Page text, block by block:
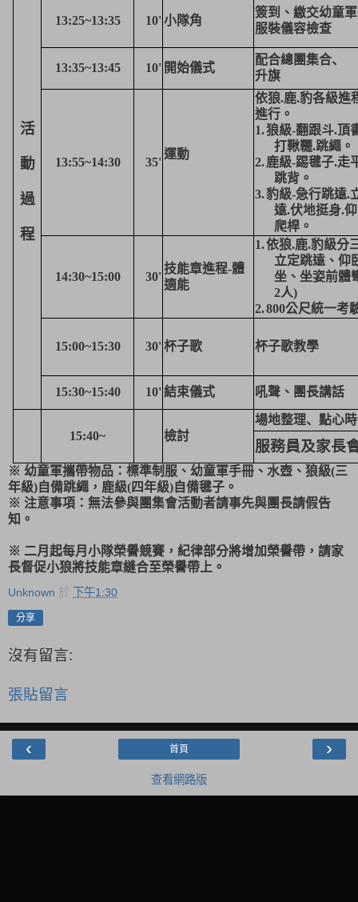
活
動
過
程
13:25~13:35 10' 小隊角
簽到、繳交幼童
服裝儀容檢查
13:35~13:45 10' 開始儀式
配合總團集合、
升旗
13:55~14:30 35'
運動
依狼.鹿.豹各級進
進行。
1.狼級-翻跟斗. 頂
打鞦韆.跳繩。
2.鹿級-踢毽子.走
跳背。
3.豹級-急行跳遠.
遠.伏地挺身.
爬桿。
14:30~15:00 30'
技能章進程-體
適能
1.依狼.鹿.豹級分
立定跳遠、仰
坐、坐姿前體
2人)
2.800公尺統一考
15:00~15:30 30' 杯子歌 杯子歌教學
15:30~15:40 10' 結束儀式 吼聲、團長講話
15:40~ 檢討
場地整理、 點心
服務員及家長
※ 幼童軍攜帶物品：標準制服、幼童軍手冊、水壺、狼級(三
年級)自備跳繩，鹿級(四年級)自備毽子。
※ 注意事項：無法參與團集會活動者請事先與團長請假告
知。
※ 二月起每月小隊榮譽競賽，紀律部分將增加榮譽帶，請家
長督促小狼將技能章縫合至榮譽帶上。
Unknown 於 下午1:30
分享
沒有留言:
張貼留言
‹ ›
首頁
查看網路版